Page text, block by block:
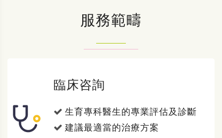
服務範疇
臨床咨詢
生育專科醫生的專業評估及診斷
建議最適當的治療方案